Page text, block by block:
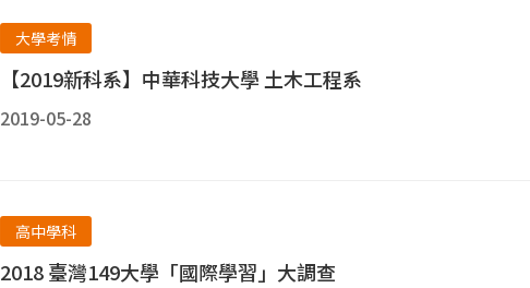
大學考情
【2019新科系】中華科技大學 土木工程系
2019-05-28
高中學科
2018 臺灣149大學「國際學習」大調查